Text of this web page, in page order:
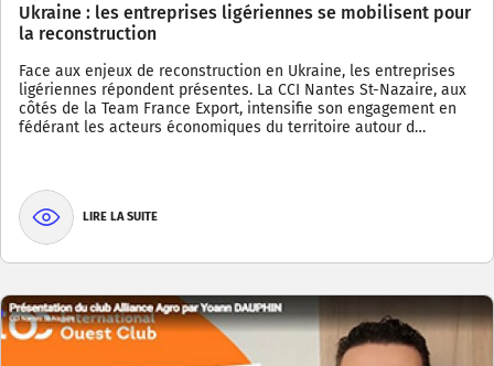
Ukraine : les entreprises ligériennes se mobilisent pour
la reconstruction
Face aux enjeux de reconstruction en Ukraine, les entreprises
ligériennes répondent présentes. La CCI Nantes St-Nazaire, aux
côtés de la Team France Export, intensifie son engagement en
fédérant les acteurs économiques du territoire autour d…
LIRE LA SUITE